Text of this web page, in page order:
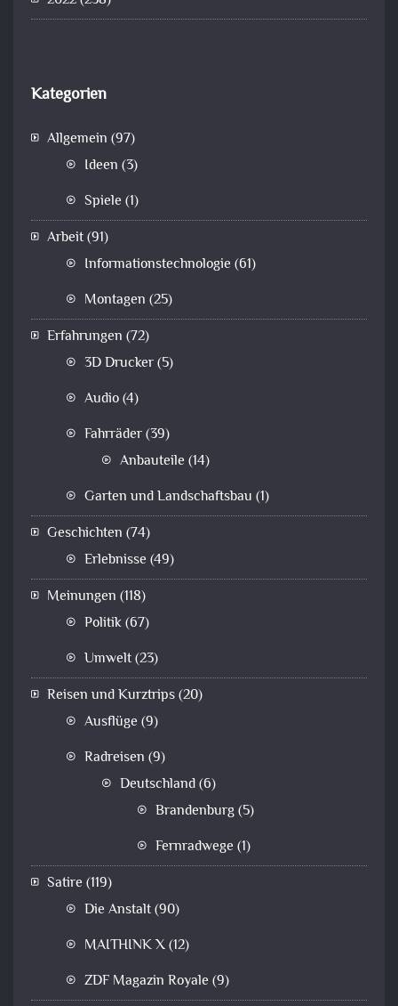
Kategorien
Allgemein (97)
Ideen (3)
Spiele (1)
Arbeit(91)
Informationstechnologie (61)
Montagen (25)
Erfahrungen (72)
3D Drucker(5)
Audio(4)
Fahrräder(39)
Anbauteile (14)
Garten und Landschaftsbau (1)
Geschichten (74)
Erlebnisse (49)
Meinungen (118)
Politik(67)
Umwelt(23)
Reisen und Kurztrips(20)
Ausflüge (9)
Radreisen (9)
Deutschland(6)
Brandenburg(5)
Fernradwege (1)
Satire (119)
Die Anstalt(90)
MAITHINK X(12)
ZDF Magazin Royale (9)